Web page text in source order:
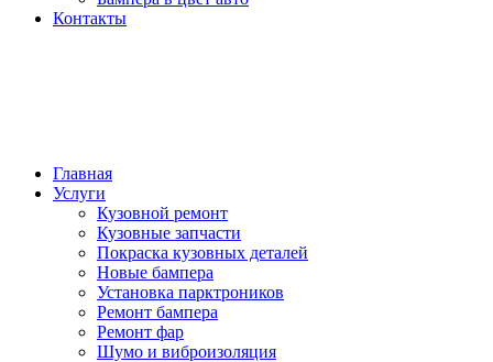
Контакты
Главная
Услуги
Кузовной ремонт
Кузовные запчасти
Покраска кузовных деталей
Новые бампера
Установка парктроников
Ремонт бампера
Ремонт фар
Шумо и виброизоляция